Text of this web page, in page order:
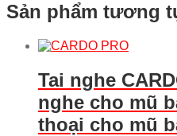
Sản phẩm tương
Tai nghe
nghe cho mũ
thoại cho mũ